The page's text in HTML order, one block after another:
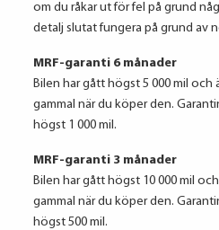
om du råkar ut för fel på grund
detalj slutat fungera på grund av
MRF-garanti 6 månader
Bilen har gått högst 5 000 mil och
gammal när du köper den.
högst 1 000 mil.
MRF-garanti 3 månader
Bilen har gått högst 10 000 mil
gammal när du köper den.
högst 500 mil.